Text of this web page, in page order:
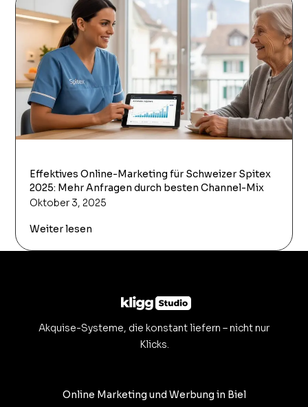
Effektives Online-Marketing für Schweizer Spitex
2025: Mehr Anfragen durch besten Channel-Mix
Oktober 3, 2025
Weiter lesen
Akquise-Systeme, die konstant liefern – nicht nur
Klicks.
Online Marketing und Werbung in Biel